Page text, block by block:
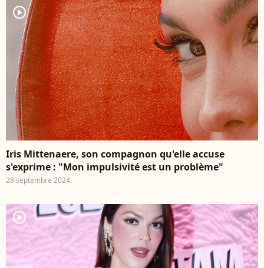
player2
Iris Mittenaere, son compagnon qu'elle accuse
s'exprime : "Mon impulsivité est un problème"
28 septembre 2024
player2